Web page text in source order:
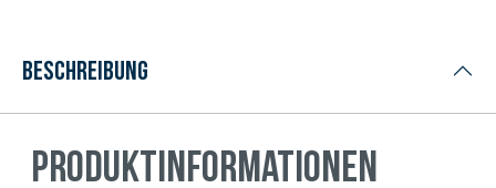
Beschreibung
Produktinformationen